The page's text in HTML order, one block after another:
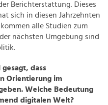
Berichterstattung. Dieses
sich in diesen Jahrzehnten
alle Studien zum
nächsten Umgebung sind
gesagt, dass
Orientierung im
Welche Bedeutung
digitalen Welt?